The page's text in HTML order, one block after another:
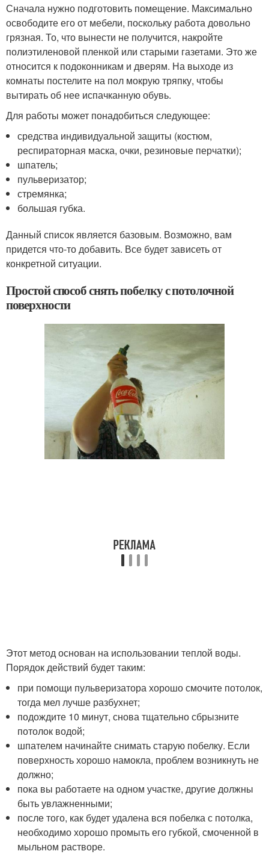
Сначала нужно подготовить помещение. Максимально
освободите его от мебели, поскольку работа довольно
грязная. То, что вынести не получится, накройте
полиэтиленовой пленкой или старыми газетами. Это же
относится к подоконникам и дверям. На выходе из
комнаты постелите на пол мокрую тряпку, чтобы
вытирать об нее испачканную обувь.
Для работы может понадобиться следующее:
средства индивидуальной защиты (костюм,
респираторная маска, очки, резиновые перчатки);
шпатель;
пульверизатор;
стремянка;
большая губка.
Данный список является базовым. Возможно, вам
придется что-то добавить. Все будет зависеть от
конкретной ситуации.
Простой способ снять побелку с потолочной
поверхности
Этот метод основан на использовании теплой воды.
Порядок действий будет таким:
при помощи пульверизатора хорошо смочите потолок,
тогда мел лучше разбухнет;
подождите 10 минут, снова тщательно сбрызните
потолок водой;
шпателем начинайте снимать старую побелку. Если
поверхность хорошо намокла, проблем возникнуть не
должно;
пока вы работаете на одном участке, другие должны
быть увлажненными;
после того, как будет удалена вся побелка с потолка,
необходимо хорошо промыть его губкой, смоченной в
мыльном растворе.